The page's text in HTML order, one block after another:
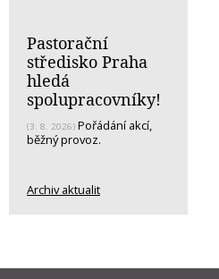
Pastorační
středisko Praha
hledá
spolupracovníky!
(3. 8. 2026) Pořádání akcí,
běžný provoz.
Archiv aktualit